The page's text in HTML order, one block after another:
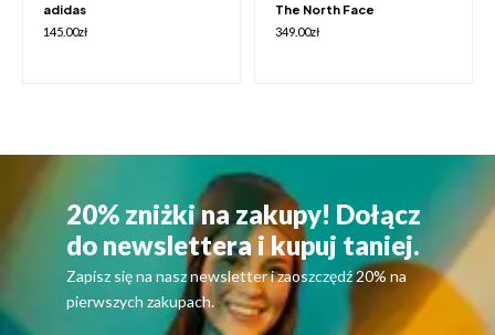
adidas
145.00zł
The North Face
349.00zł
20% zniżki na zakupy! Dołącz
do newslettera i kupuj taniej.
Zapisz się na nasz newsletter i zaoszczędź 20% na
pierwszych zakupach.